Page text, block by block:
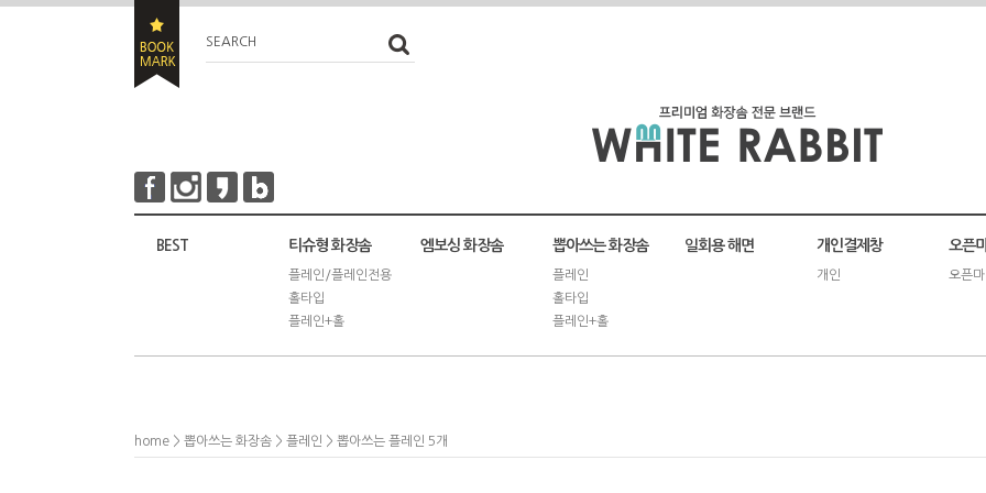
SEARCH
BEST 티슈형 화장솜
플레인/플레인전용
홀타입
플레인+홀
엠보싱 화장솜 뽑아쓰는 화장솜
플레인
홀타입
플레인+홀
일회용 해면 개인결제창
개인
오픈
오픈
home > 뽑아쓰는 화장솜 > 플레인 > 뽑아쓰는 플레인 5개